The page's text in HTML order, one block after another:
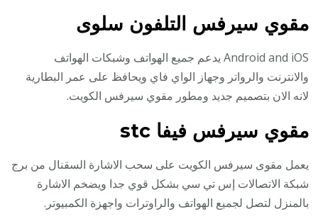
مقوي سيرفس التلفون سلوى
Android and iOS يدعم جميع الهواتف وشبكات الهواتف
والانترنت والرواتر وجهاز الواي فاي ويحافظ على عمر البطارية
لانه الان بتصميم جديد ومطور مقوي سيرفس الكويت.
مقوي سيرفس فيفا stc
يعمل مقوى سيرفس الكويت على سحب الاشارة السقنال من برج
شبكة الاتصالات إس تي سي بشكل قوي جدا ويضخم الاشارة
بالمنزل لتصل لجميع الهواتف والراوترات واجهزة الكمبيوتر.